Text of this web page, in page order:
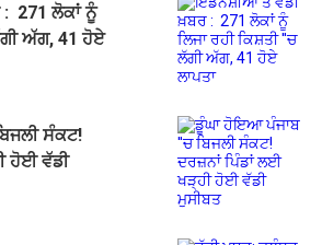
271 ਲੋਕਾਂ ਨੂੰ
ਅੱਗ, 41 ਹੋਏ
ਸੰਕਟ!
ਹੋਈ ਵੱਡੀ